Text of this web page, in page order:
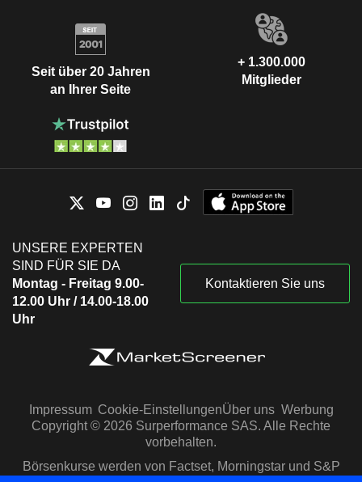
Seit über 20 Jahren
an Ihrer Seite
+ 1.300.000
Mitglieder
UNSERE EXPERTEN
SIND FÜR SIE DA
Montag - Freitag 9.00-
12.00 Uhr / 14.00-18.00
Uhr
Kontaktieren Sie uns
Impressum Cookie-EinstellungenÜber uns Werbung
Copyright © 2026 Surperformance SAS. Alle Rechte
vorbehalten.
Börsenkurse werden von Factset, Morningstar und S&P